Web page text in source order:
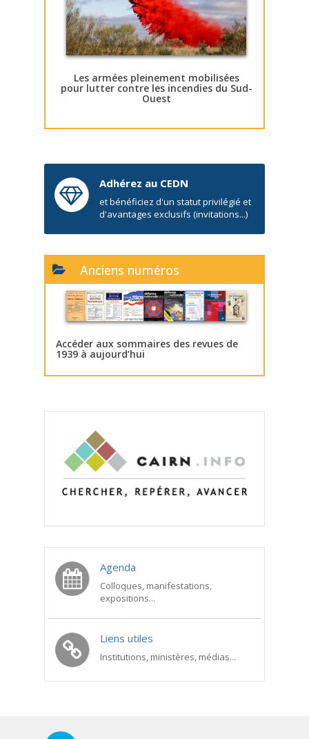
Les armées pleinement mobilisées
pour lutter contre les incendies du Sud-
Ouest
Adhérez au CEDN
et bénéficiez d'un statut privilégié et
d'avantages exclusifs (invitations...)
Anciens numéros
Accéder aux sommaires des revues de
1939 à aujourd’hui
Agenda
Colloques, manifestations,
expositions...
Liens utiles
Institutions, ministères, médias...